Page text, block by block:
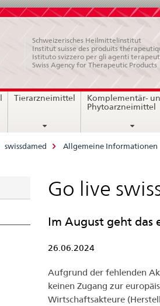
Schweizerisches Heilmittelinstitut
Institut suisse des produits
Istituto svizzero per gli agenti
Swiss Agency for Therapeutic Products
Tierarzneimittel
Komplementär-
Phytoarzneimittel
swissdamed Allgemeine Informationen
Go live
Im August geht das
26.06.2024
Aufgrund der fehlenden
keinen Zugang zur
Wirtschaftsakteure